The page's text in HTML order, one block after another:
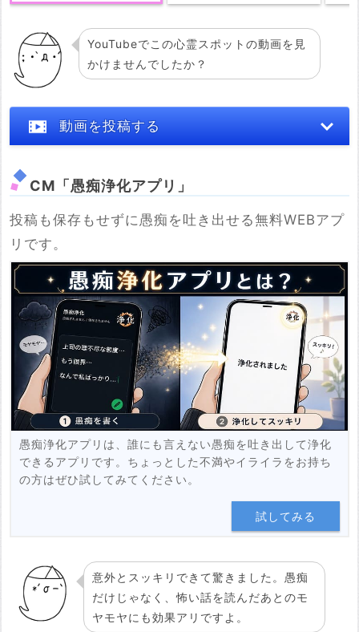
YouTubeでこの心霊スポットの動画を見
かけませんでしたか？
動画を投稿する
※YouTubeのURL
例：https://www.youtube.com/watch?v=***********
例：https://youtu.be/***********
投稿する
CM「愚痴浄化アプリ」
投稿も保存もせずに愚痴を吐き出せる無料WEBアプ
リです。
愚痴浄化アプリは、誰にも言えない愚痴を吐き出して浄化
できるアプリです。ちょっとした不満やイライラをお持ち
の方はぜひ試してみてください。
試してみる
意外とスッキリできて驚きました。愚痴
だけじゃなく、怖い話を読んだあとのモ
ヤモヤにも効果アリですよ。